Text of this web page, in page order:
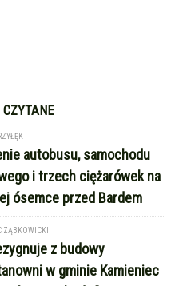
autobusu, samochodu
i trzech ciężarówek na
ósemce przed Bardem
ZĄBKOWICKI
z budowy
w gminie Kamieniec